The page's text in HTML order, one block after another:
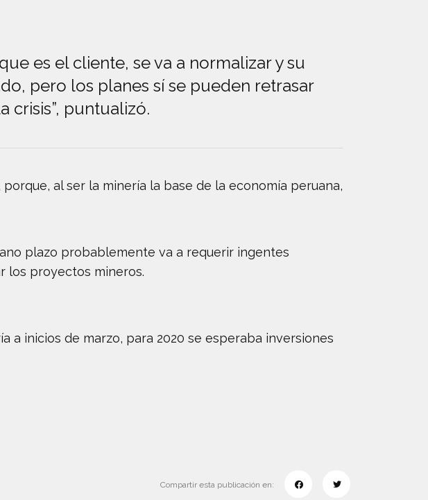
es el cliente, se va a normalizar y su
pero los planes sí se pueden retrasar
crisis”, puntualizó.
al ser la minería la base de la economía peruana,
plazo probablemente va a requerir ingentes
los proyectos mineros.
inicios de marzo, para 2020 se esperaba inversiones
Compartir esta publicación en: